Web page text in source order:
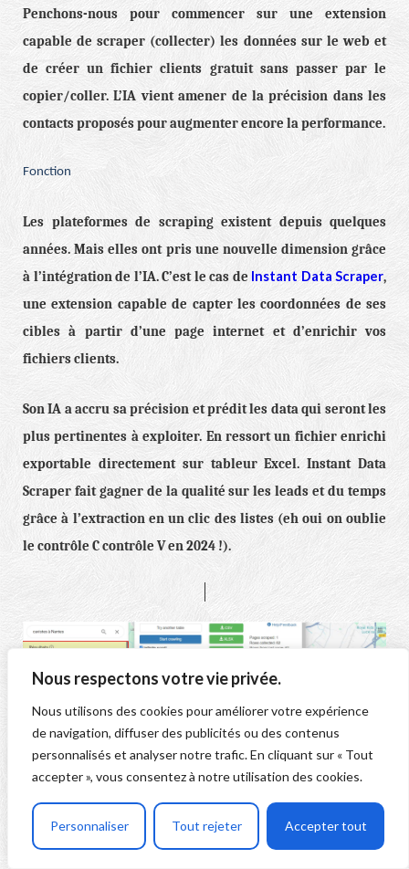
Nous respectons votre vie privée.
Nous utilisons des cookies pour améliorer votre expérience
de navigation, diffuser des publicités ou des contenus
personnalisés et analyser notre trafic. En cliquant sur « Tout
accepter », vous consentez à notre utilisation des cookies.
Personnaliser Tout rejeter Accepter tout
Penchons-nous pour commencer sur une extension
capable de scraper (collecter) les données sur le web et
de créer un fichier clients gratuit sans passer par le
copier/coller. L’IA vient amener de la précision dans les
contacts proposés pour augmenter encore la performance.
Fonction
Les plateformes de scraping existent depuis quelques
années. Mais elles ont pris une nouvelle dimension grâce
à l’intégration de l’IA. C’est le cas de Instant Data Scraper,
une extension capable de capter les coordonnées de ses
cibles à partir d’une page internet et d’enrichir vos
fichiers clients.
Son IA a accru sa précision et prédit les data qui seront les
plus pertinentes à exploiter. En ressort un fichier enrichi
exportable directement sur tableur Excel. Instant Data
Scraper fait gagner de la qualité sur les leads et du temps
grâce à l’extraction en un clic des listes (eh oui on oublie
le contrôle C contrôle V en 2024 !).